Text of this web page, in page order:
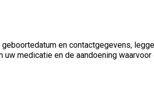
en contactgegevens,
medicatie en de aandoening